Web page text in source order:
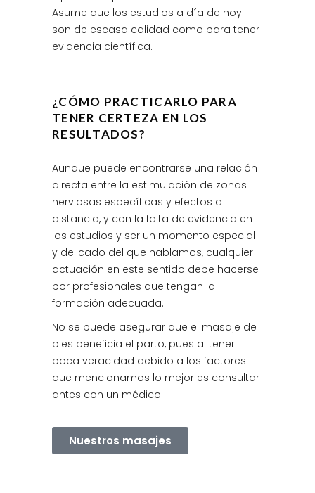
Asume que los estudios a día de hoy
son de escasa calidad como para tener
evidencia científica.
¿CÓMO PRACTICARLO PARA
TENER CERTEZA EN LOS
RESULTADOS?
Aunque puede encontrarse una relación
directa entre la estimulación de zonas
nerviosas específicas y efectos a
distancia, y con la falta de evidencia en
los estudios y ser un momento especial
y delicado del que hablamos, cualquier
actuación en este sentido debe hacerse
por profesionales que tengan la
formación adecuada.
No se puede asegurar que el masaje de
pies beneficia el parto, pues al tener
poca veracidad debido a los factores
que mencionamos lo mejor es consultar
antes con un médico.
Nuestros masajes